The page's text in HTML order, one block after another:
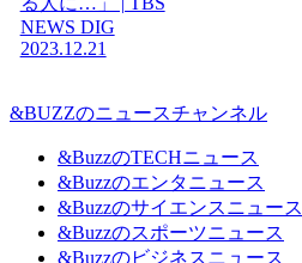
NEWS DIG
2023.12.21
&BUZZのニュースチャンネル
&BuzzのTECHニュース
&Buzzのエンタニュース
&Buzzのサイエンスニュース
&Buzzのスポーツニュース
&Buzzのビジネスニュース